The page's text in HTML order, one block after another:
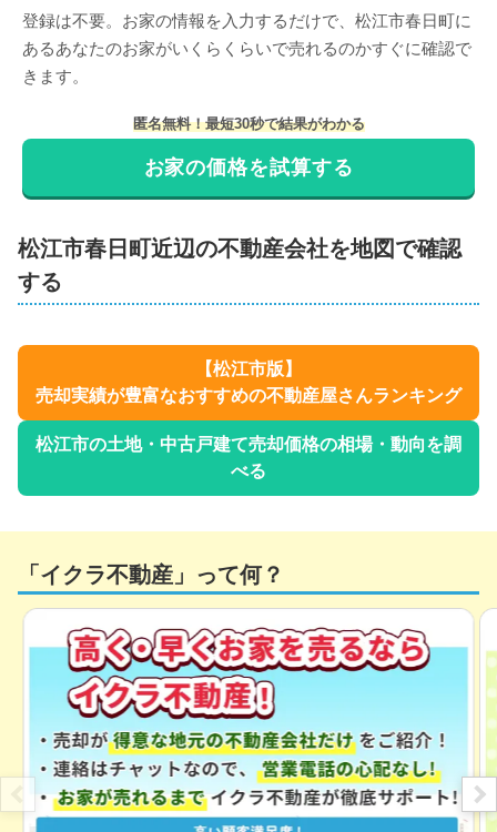
登録は不要。お家の情報を入力するだけで、 松江市春日町に
あるあなたのお家がいくらくらいで売れるのかすぐに確認で
きます。
匿名無料！最短30秒で結果がわかる
お家の価格を試算する
松江市春日町近辺の不動産会社を地図で確認
する
【松江市版】
売却実績が豊富なおすすめの不動産屋さんランキング
松江市の土地・中古戸建て売却価格の相場・動向を調
べる
「イクラ不動産」って何？